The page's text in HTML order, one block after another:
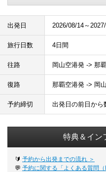
出発日 2026/08/14～
旅行日数 4日間
往路 岡山空港発 -> 那
復路 那覇空港発 -> 岡
予約締切 出発日の前日から
特典＆イン
🔰 予約から出発までの流れ ＞
💬 予約に関する「よくある質問（